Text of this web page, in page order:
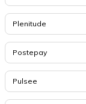
Plenitude
Postepay
Pulsee